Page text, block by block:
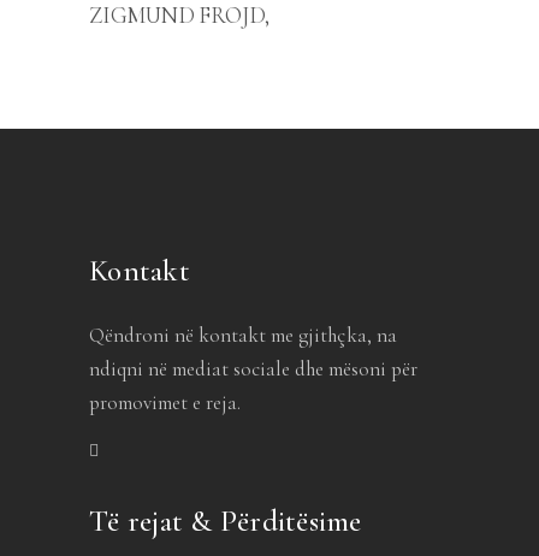
ZIGMUND FROJD
Kontakt
Qëndroni në kontakt me gjithçka, na
ndiqni në mediat sociale dhe mësoni për
promovimet e reja.
Të rejat & Përditësime